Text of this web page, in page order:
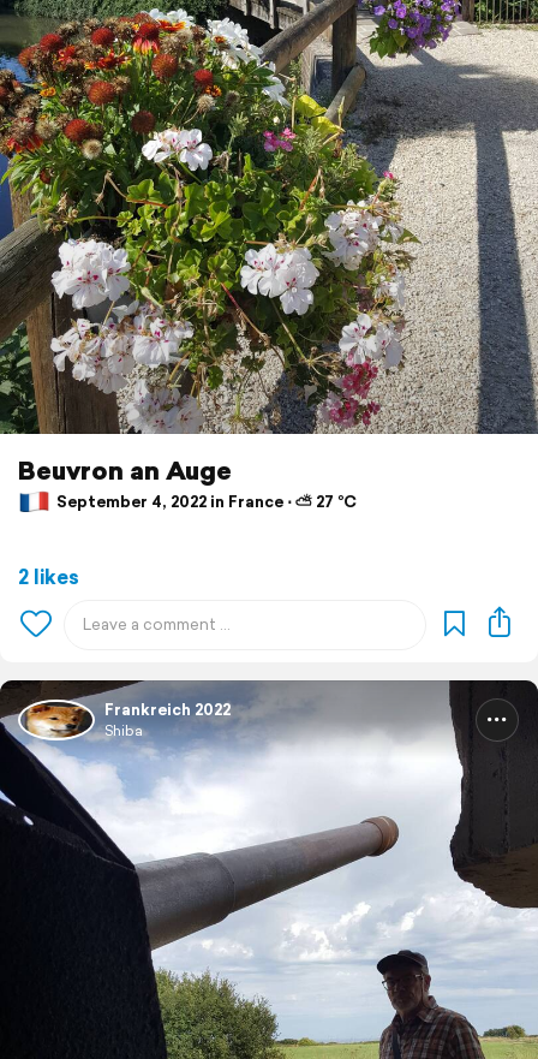
Beuvron an Auge
September 4, 2022 in France ⋅ ⛅ 27 °C
2 likes
Frankreich 2022
Shiba